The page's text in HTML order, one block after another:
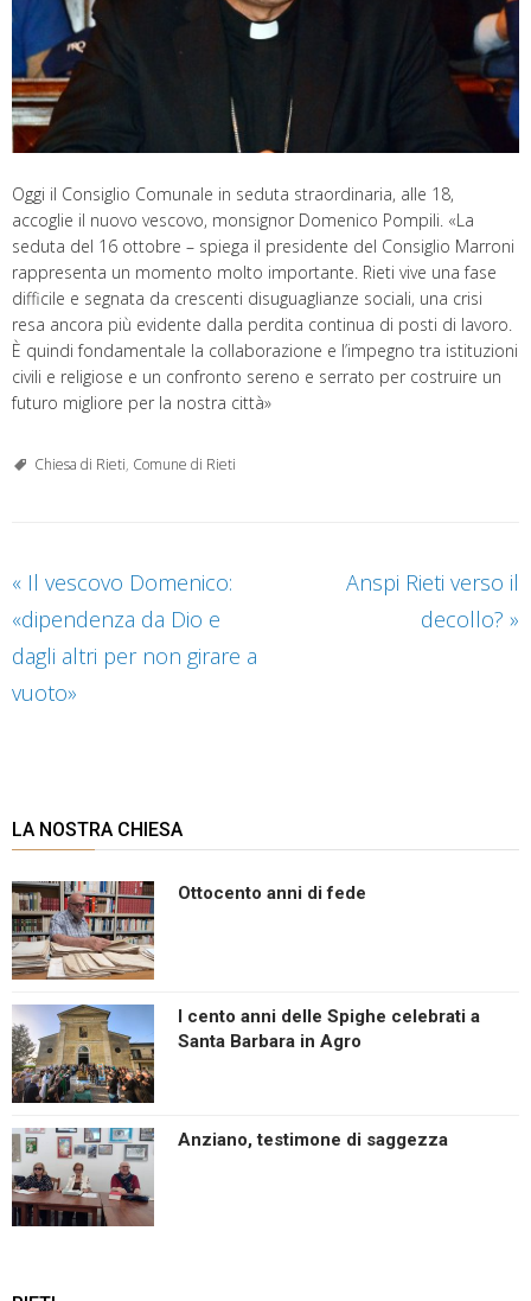
Oggi il Consiglio Comunale in seduta straordinaria, alle 18,
accoglie il nuovo vescovo, monsignor Domenico Pompili. «La
seduta del 16 ottobre – spiega il presidente del Consiglio Marroni
rappresenta un momento molto importante. Rieti vive una fase
difficile e segnata da crescenti disuguaglianze sociali, una crisi
resa ancora più evidente dalla perdita continua di posti di lavoro.
È quindi fondamentale la collaborazione e l’impegno tra istituzioni
civili e religiose e un confronto sereno e serrato per costruire un
futuro migliore per la nostra città»
Chiesa di Rieti, Comune di Rieti
« Il vescovo Domenico:
«dipendenza da Dio e
dagli altri per non girare a
vuoto»
Anspi Rieti verso il
decollo? »
LA NOSTRA CHIESA
Ottocento anni di fede
I cento anni delle Spighe celebrati a
Santa Barbara in Agro
Anziano, testimone di saggezza